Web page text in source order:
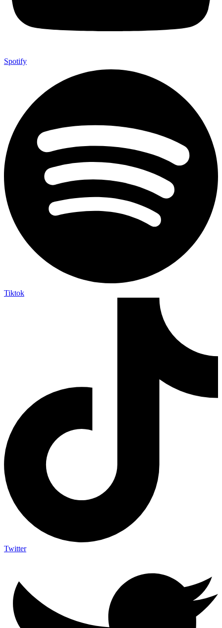
Spotify
Tiktok
Twitter